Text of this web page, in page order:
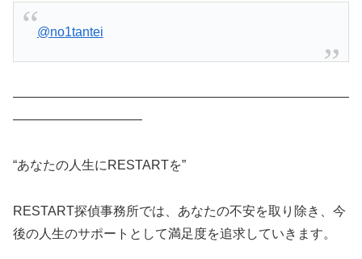
@no1tantei
——————————————————————————
——————————
“あなたの人生にRESTARTを”
RESTART探偵事務所では、あなたの不安を取り除き、今
後の人生のサポートとして満足度を追求していきます。